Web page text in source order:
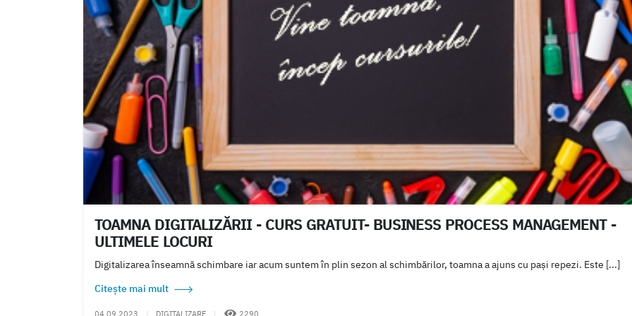
TOAMNA DIGITALIZĂRII - CURS GRATUIT- BUSINESS PROCESS MANAGEMENT -
ULTIMELE LOCURI
Digitalizarea înseamnă schimbare iar acum suntem în plin sezon al schimbărilor, toamna a ajuns cu pași repezi. Este [...]
Citește mai mult
04.09.2023 | DIGITALIZARE | 2290